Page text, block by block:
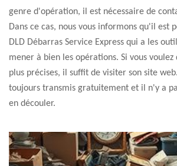
genre d'opération, il est nécessaire de
Dans ce cas, nous vous informons qu'il est
DLD Débarras Service Express qui a les
mener à bien les opérations. Si vous
plus précises, il suffit de visiter son site
toujours transmis gratuitement et il n'y a
en découler.